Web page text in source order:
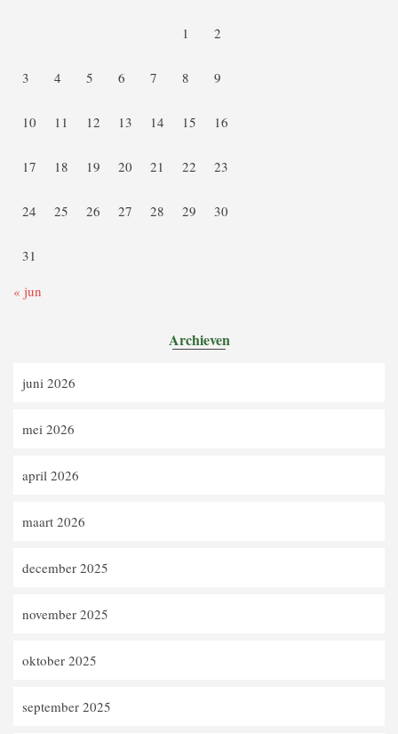
1 2
3 4 5 6 7 8 9
10 11 12 13 14 15 16
17 18 19 20 21 22 23
24 25 26 27 28 29 30
31
« jun
Archieven
juni 2026
mei 2026
april 2026
maart 2026
december 2025
november 2025
oktober 2025
september 2025